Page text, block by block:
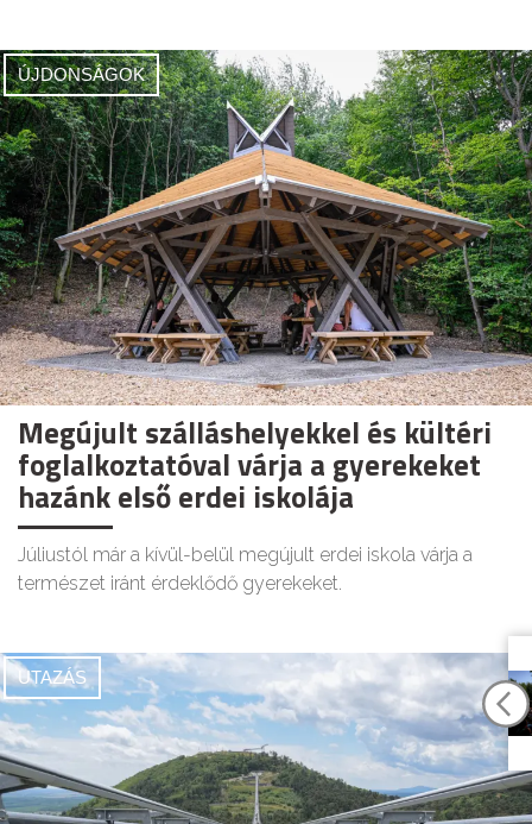
ÚJDONSÁGOK
Megújult szálláshelyekkel és kültéri
foglalkoztatóval várja a gyerekeket
hazánk első erdei iskolája
Júliustól már a kívül-belül megújult erdei iskola várja a
természet iránt érdeklődő gyerekeket.
UTAZÁS